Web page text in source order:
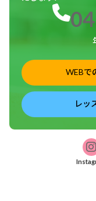
WEBで
レッ
ア
イ
コ
ン
グ
ー